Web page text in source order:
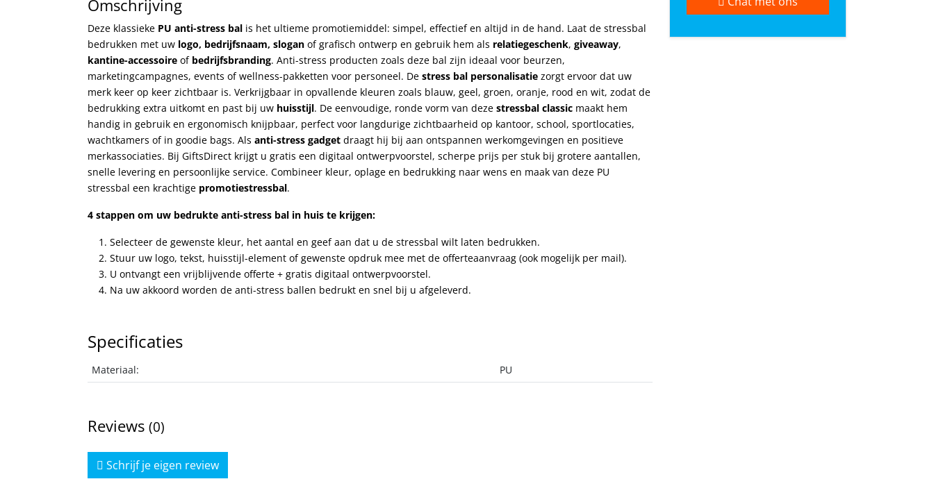
Omschrijving
Deze klassieke PU anti-stress bal is het ultieme promotiemiddel: simpel, effectief en altijd in de hand. Laat de stressbal
bedrukken met uw logo, bedrijfsnaam, slogan of grafisch ontwerp en gebruik hem als relatiegeschenk, giveaway,
kantine-accessoire of bedrijfsbranding. Anti-stress producten zoals deze bal zijn ideaal voor beurzen,
marketingcampagnes, events of wellness-pakketten voor personeel. De stress bal personalisatie zorgt ervoor dat uw
merk keer op keer zichtbaar is. Verkrijgbaar in opvallende kleuren zoals blauw, geel, groen, oranje, rood en wit, zodat de
bedrukking extra uitkomt en past bij uw huisstijl. De eenvoudige, ronde vorm van deze stressbal classic maakt hem
handig in gebruik en ergonomisch knijpbaar, perfect voor langdurige zichtbaarheid op kantoor, school, sportlocaties,
wachtkamers of in goodie bags. Als anti-stress gadget draagt hij bij aan ontspannen werkomgevingen en positieve
merkassociaties. Bij GiftsDirect krijgt u gratis een digitaal ontwerpvoorstel, scherpe prijs per stuk bij grotere aantallen,
snelle levering en persoonlijke service. Combineer kleur, oplage en bedrukking naar wens en maak van deze PU
stressbal een krachtige promotiestressbal.
4 stappen om uw bedrukte anti-stress bal in huis te krijgen:
Selecteer de gewenste kleur, het aantal en geef aan dat u de stressbal wilt laten bedrukken.
Stuur uw logo, tekst, huisstijl-element of gewenste opdruk mee met de offerteaanvraag (ook mogelijk per mail).
U ontvangt een vrijblijvende offerte + gratis digitaal ontwerpvoorstel.
Na uw akkoord worden de anti-stress ballen bedrukt en snel bij u afgeleverd.
Specificaties
Materiaal: PU
Reviews (0)
Schrijf je eigen review